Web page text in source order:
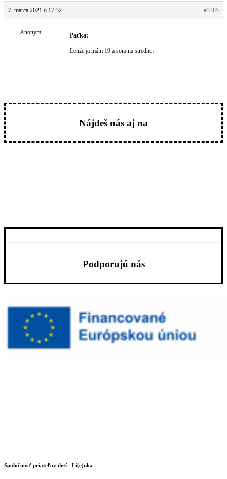
7. marca 2021 o 17:32 #3385
Anonym Paťka:
Lenže ja mám 19 a som na strednej
Nájdeš nás aj na
Podporujú nás
Spoločnosť priateľov detí - Li(e)nka